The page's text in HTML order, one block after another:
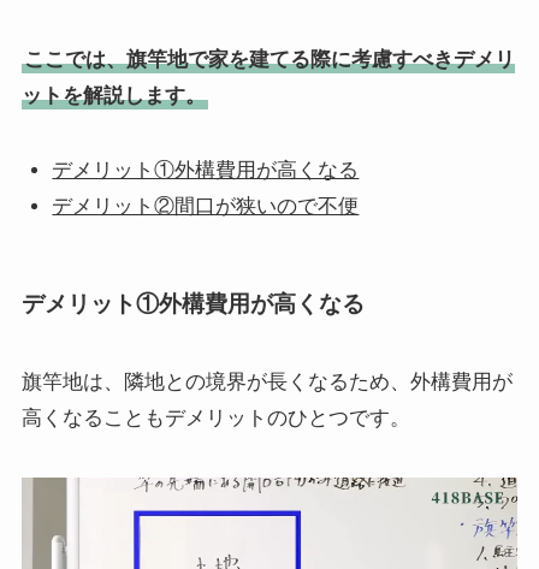
ここでは、旗竿地で家を建てる際に考慮すべきデメリ
ットを解説します。
デメリット①外構費用が高くなる
デメリット②間口が狭いので不便
デメリット①外構費用が高くなる
旗竿地は、隣地との境界が長くなるため、外構費用が
高くなることもデメリットのひとつです。